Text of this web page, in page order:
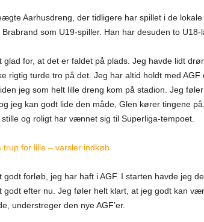
Aarhusdreng, der tidligere har spillet i de
som U19-spiller. Han har desuden to U18-
glad for, at det er faldet på plads. Jeg havde lidt
rigtig turde tro på det. Jeg har altid holdt med
jeg som helt lille dreng kom på stadion. Jeg
jeg kan godt lide den måde, Glen kører tingene
og roligt har vænnet sig til Superliga-tempoet.
trup for lille – varsler indkøb
forløb, jeg har haft i AGF. I starten havde jeg
godt efter nu. Jeg føler helt klart, at jeg godt kan
understreger den nye AGF’er.